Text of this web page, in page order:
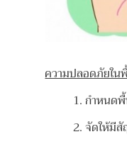
ความปลอดภัยใน
1. กำหนดพื้นที่ควบคุ
2. จัดให้มีสัญลักษณ์เ